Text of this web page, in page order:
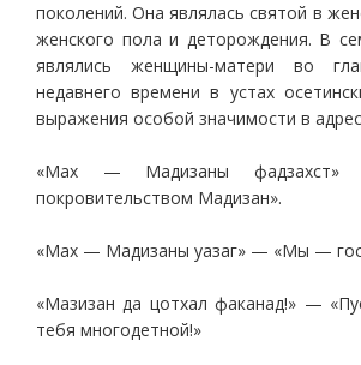
поколений. Она являлась святой в
женского пола и деторождения. В
являлись женщины-матери во
недавнего времени в устах
выражения особой значимости в
«Мах — Мадизаны
покровительством Мадизан».
«Мах — Мадизаны уазаг» — «Мы —
«Мазизан да цотхал факанад!» —
тебя многодетной!»